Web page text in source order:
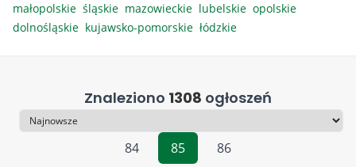
małopolskie śląskie mazowieckie lubelskie opolskie
dolnośląskie kujawsko-pomorskie łódzkie
Znaleziono 1308 ogłoszeń
Sortowanie
84
85 86